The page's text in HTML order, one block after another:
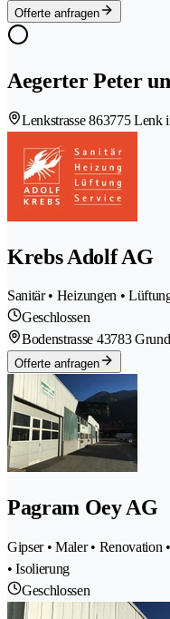
Offerte anfragen
Aegerter Peter
Lenkstrasse 863775 Lenk
Krebs Adolf AG
Sanitär • Heizungen •
Geschlossen
Bodenstrasse 43783
Offerte anfragen
Pagram Oey AG
Gipser • Maler • Renovation
• Isolierung
Geschlossen